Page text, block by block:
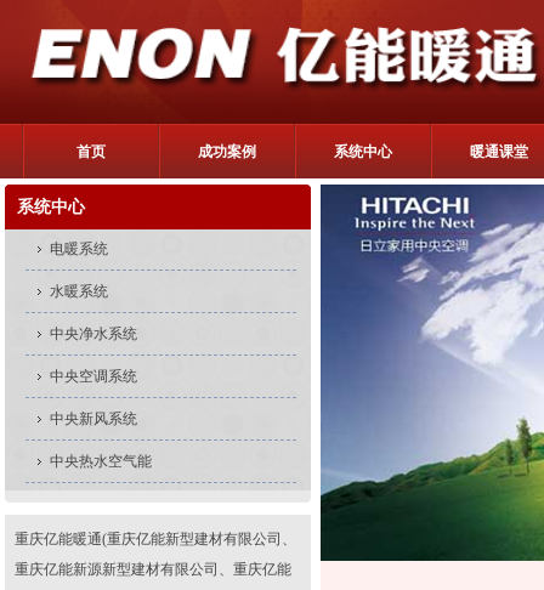
首页 成功案例 系统中心 暖通课堂
系统中心
电暖系统
水暖系统
中央净水系统
中央空调系统
中央新风系统
中央热水空气能
重庆亿能暖通(重庆亿能新型建材有限公司、
重庆亿能新源新型建材有限公司、重庆亿能